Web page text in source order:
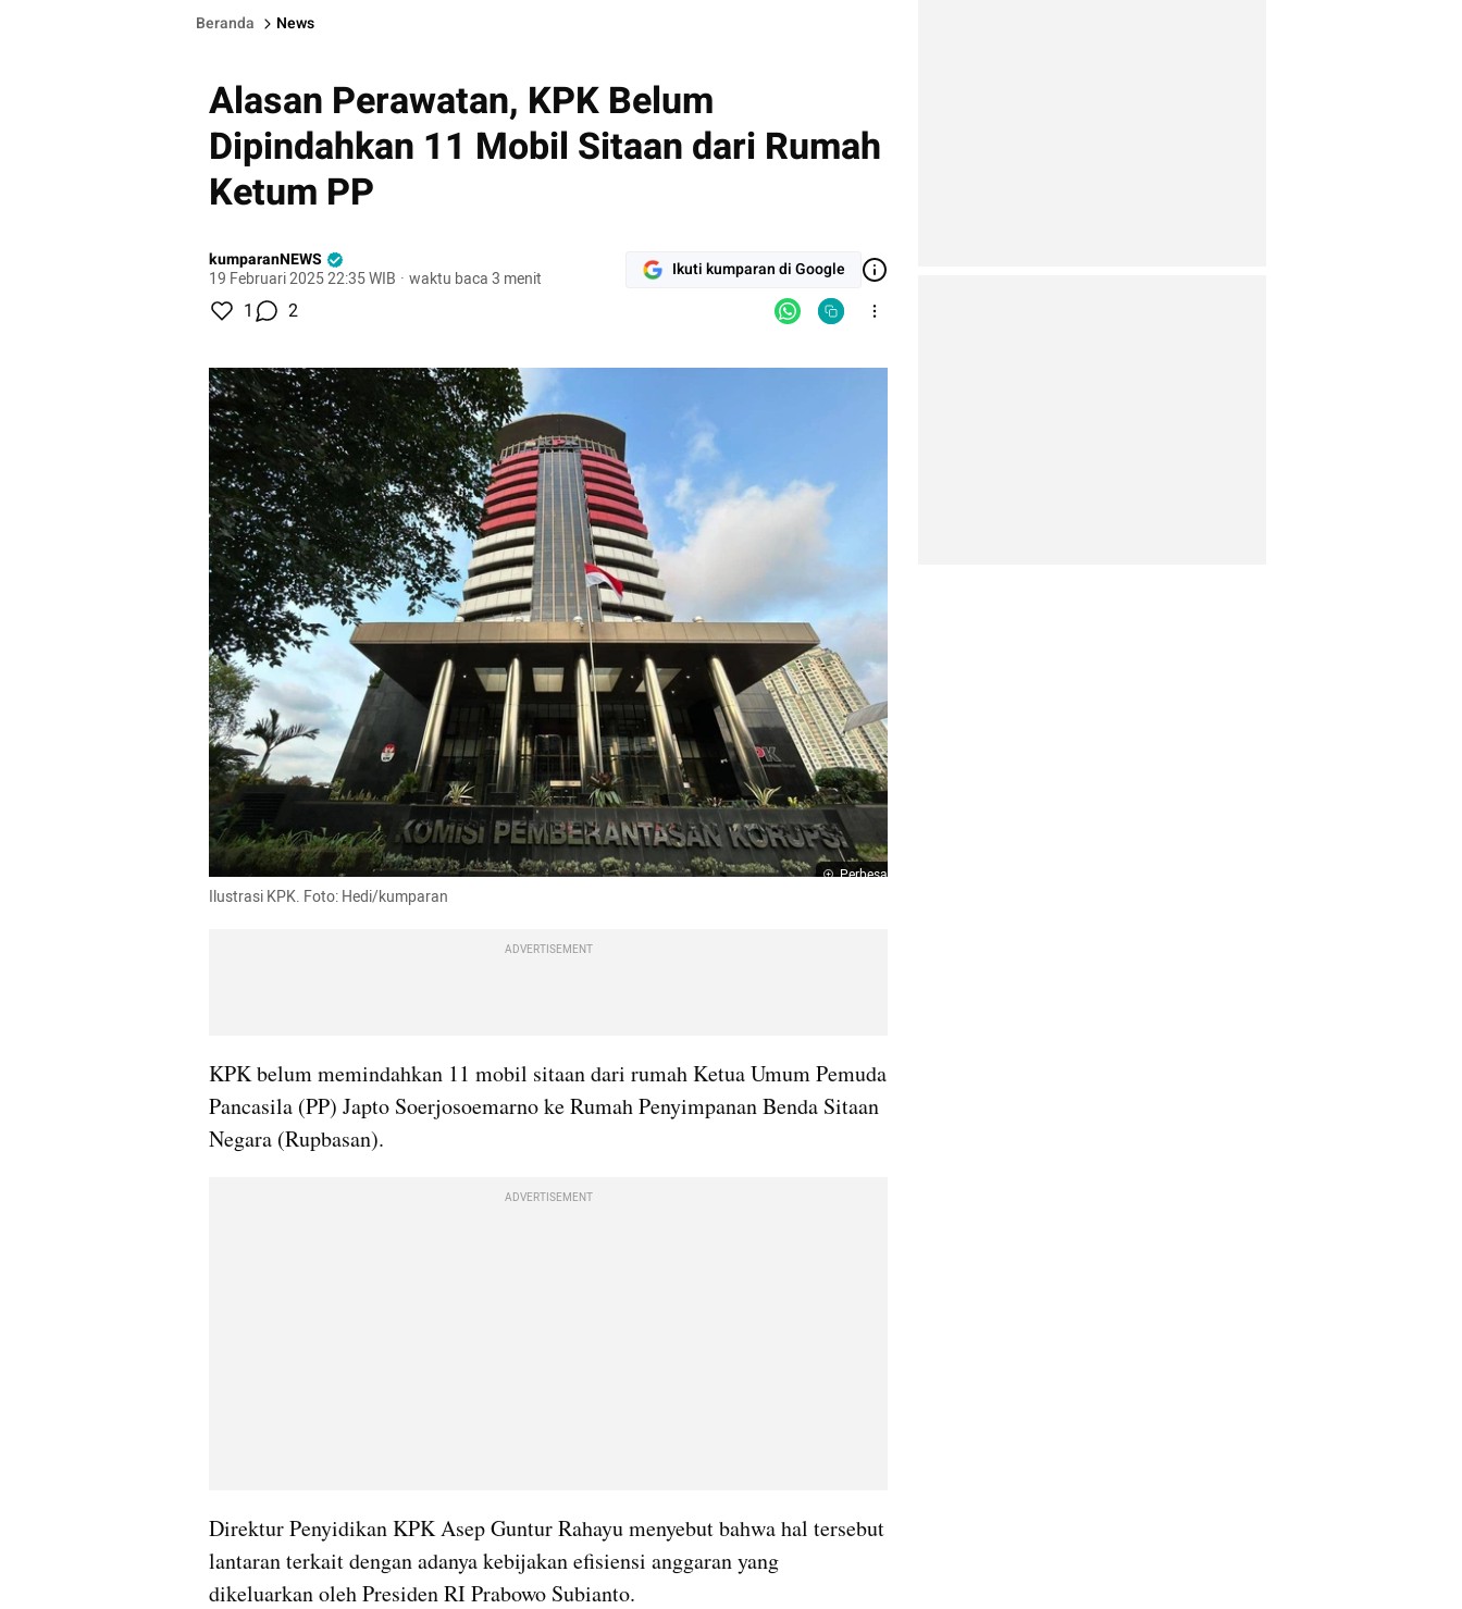
Beranda News
Alasan Perawatan, KPK Belum
Dipindahkan 11 Mobil Sitaan dari Rumah
Ketum PP
kumparanNEWS
19 Februari 2025 22:35 WIB · waktu baca 3 menit Ikuti kumparan di Google
1 2
Perbesar
Ilustrasi KPK. Foto: Hedi/kumparan
ADVERTISEMENT
KPK belum memindahkan 11 mobil sitaan dari rumah Ketua Umum Pemuda
Pancasila (PP) Japto Soerjosoemarno ke Rumah Penyimpanan Benda Sitaan
Negara (Rupbasan).
ADVERTISEMENT
Direktur Penyidikan KPK Asep Guntur Rahayu menyebut bahwa hal tersebut
lantaran terkait dengan adanya kebijakan efisiensi anggaran yang
dikeluarkan oleh Presiden RI Prabowo Subianto.